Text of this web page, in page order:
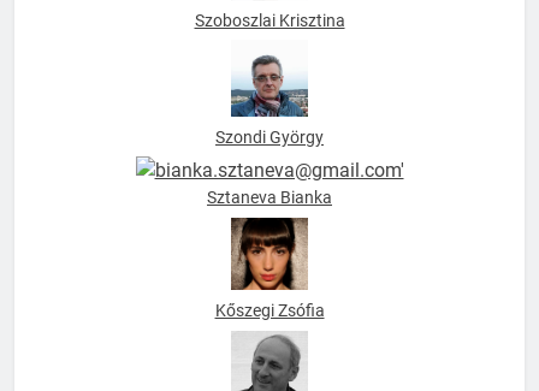
Szondi György
Sztaneva Bianka
Kőszegi Zsófia